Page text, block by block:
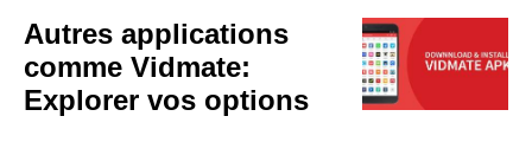
télévision. Elle est disponible sur les
appareils Android. Les utilisateurs
aiment VidMate parce qu'elle est
simple et conviviale. Même si vous
Autres applications
comme Vidmate:
Explorer vos options